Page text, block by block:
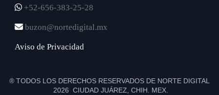
+52-656-383-25-28
buzon@nortedigital.mx
Aviso de Privacidad
® TODOS LOS DERECHOS RESERVADOS DE NORTE DIGITAL
2026 CIUDAD JUÁREZ, CHIH. MEX.